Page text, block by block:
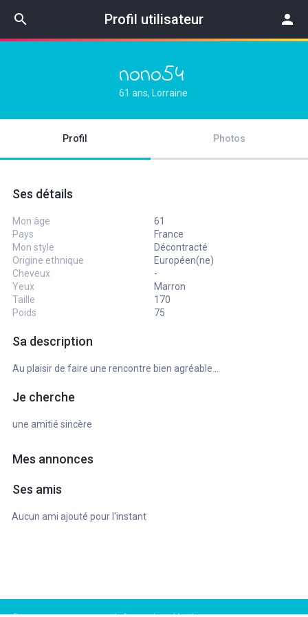
search Profil utilisateur person
nono54
61 ans, Lorraine
Profil Photos
Ses détails
Mon âge
61
Pays
France
Mon style
Décontracté
Origine ethnique
Européen(ne)
Cheveux
-
Yeux
Marron
Taille
170
Poids
75
Sa description
Au plaisir de faire une rencontre bien agréable...
Je cherche
une amitié sincère
Mes annonces
Ses amis
Aucun ami ajouté pour l'instant